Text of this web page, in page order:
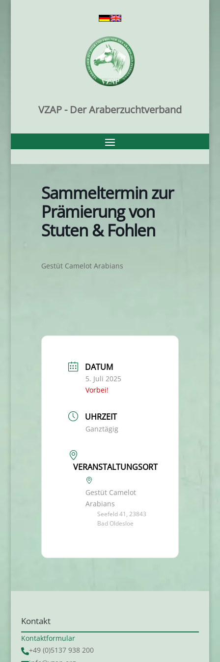
VZAP - Der Araberzuchtverband
Sammeltermin zur
Prämierung von
Stuten & Fohlen
Gestüt Camelot Arabians
DATUM
5. Juli 2025
Vorbei!
UHRZEIT
Ganztägig
VERANSTALTUNGSORT
Gestüt Camelot
Arabians
Seefeld 41, 23843
Bad Oldesloe
Kontakt
Kontaktformular
+49 (0)5137 938 200